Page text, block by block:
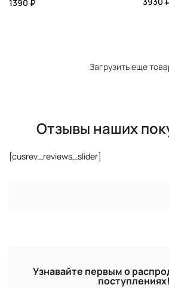
₽
Загрузить еще
Отзывы наших
[cusrev_reviews_slider]
Узнавайте первым о
поступлениях!